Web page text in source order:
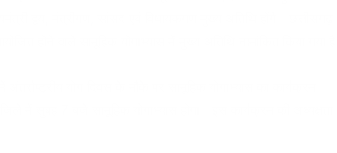
द्वय, मंत्रीगण, सांसद एवं विधायकगण मुख्य अतिथि होंगे। छत्तीसगढ़
होने वाले सामूहिक योगाभ्यास में मुख्य अतिथि नामांकित किया गया है।
योग दिवस के मौके पर सामूहिक योगाभ्यास का कार्यक्रम
में सुबह 7 बजे सामूहिक योगाभ्यास होगा। इस कार्यक्रम की अध्यक्षता